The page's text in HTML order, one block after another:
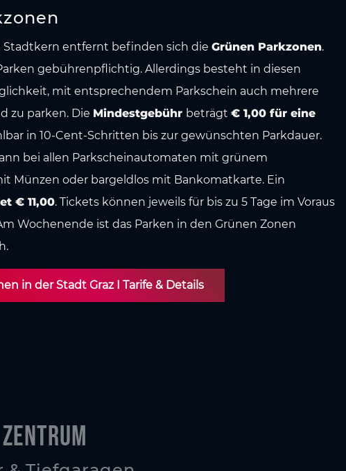
Stadtkern entfernt befinden sich die Grünen Parkzonen.
gebührenpflichtig. Allerdings besteht in diesen
mit entsprechendem Parkschein auch mehrere
zu parken. Die Mindestgebühr beträgt € 1,00 für eine
in 10-Cent-Schritten bis zur gewünschten Parkdauer.
bei allen Parkscheinautomaten mit grünem
Münzen oder bargeldlos mit Bankomatkarte. Ein
€ 11,00. Tickets können jeweils für bis zu 5 Tage im Voraus
Wochenende ist das Parken in den Grünen Zonen
in der Stadt Graz I Tarife & Details